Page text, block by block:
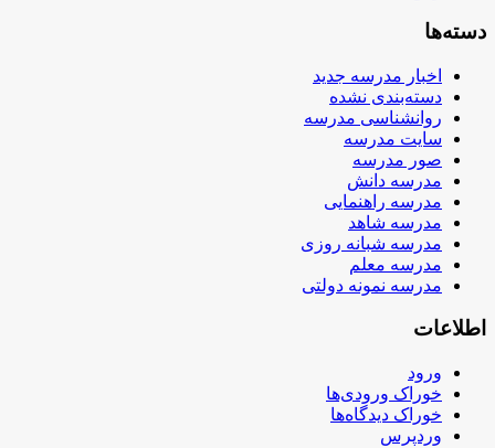
دسته‌ها
اخبار مدرسه جدید
دسته‌بندی نشده
روانشناسی مدرسه
سایت مدرسه
صور مدرسه
مدرسه دانش
مدرسه راهنمایی
مدرسه شاهد
مدرسه شبانه روزی
مدرسه معلم
مدرسه نمونه دولتی
اطلاعات
ورود
خوراک ورودی‌ها
خوراک دیدگاه‌ها
وردپرس